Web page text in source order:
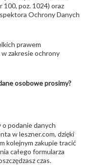
100, poz. 1024) oraz
Ochrony Danych
prawem
zakresie ochrony
osobowe prosimy?
podanie danych
w leszner.com, dzięki
kolejnym zakupie tracić
całego formularza
czas.